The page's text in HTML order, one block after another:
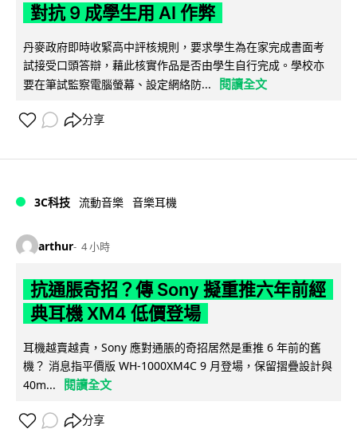
對抗 9 成學生用 AI 作弊
丹麥政府即時收緊高中評核規則，要求學生為在家完成書面考
試接受口頭答辯，藉此核實作品是否由學生自行完成。學校亦
要在筆試監察電腦螢幕、設定網絡防...
閱讀全文
分享
3C科技 流動音樂 音樂耳機
arthur 4 小時
抗通脹奇招？傳 Sony 擬重推六年前經
典耳機 XM4 低價登場
耳機越賣越貴，Sony 應對通脹的奇招居然是重推 6 年前的舊
機？ 消息指平價版 WH-1000XM4C 9 月登場，保留摺疊設計與
40m...
閱讀全文
分享